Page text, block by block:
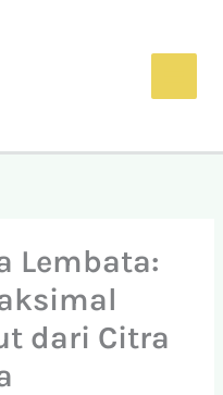
Lembata:
dari Citra